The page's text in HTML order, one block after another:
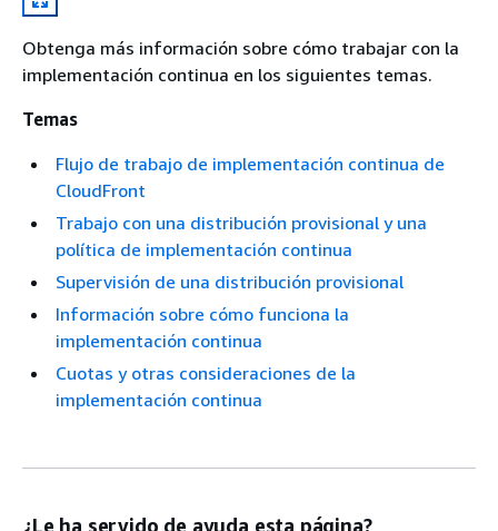
Obtenga más información sobre cómo trabajar con la
implementación continua en los siguientes temas.
Temas
Flujo de trabajo de implementación continua de
CloudFront
Trabajo con una distribución provisional y una
política de implementación continua
Supervisión de una distribución provisional
Información sobre cómo funciona la
implementación continua
Cuotas y otras consideraciones de la
implementación continua
¿Le ha servido de ayuda esta página?